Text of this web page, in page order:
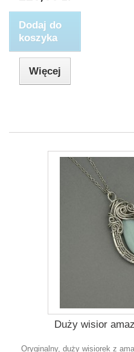
Dodaj do
koszyka
Więcej
Duży wisior
Oryginalny, duży wisiorek z